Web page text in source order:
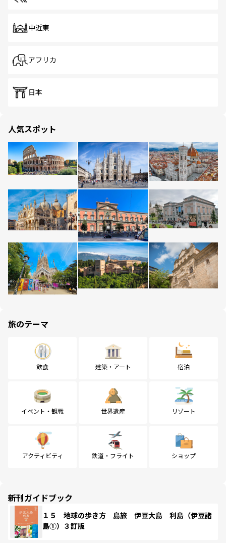
中近東
アフリカ
日本
人気スポット
旅のテーマ
飲食 建築・アート 宿泊
イベント・観戦 世界遺産 リゾート
アクティビティ 鉄道・フライト ショップ
新刊ガイドブック
１５ 地球の歩き方 島旅 伊豆大島 利島（伊豆諸
島①）３訂版